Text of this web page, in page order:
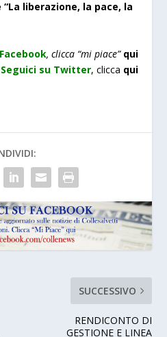
liberazione, la pace, la
, clicca “mi piace” qui
Seguici su Twitter, clicca qui
SUCCESSIVO
RENDICONTO DI
GESTIONE E LINEA